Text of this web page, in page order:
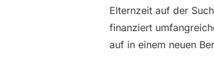
Elternzeit auf der
finanziert
auf in einem neuen